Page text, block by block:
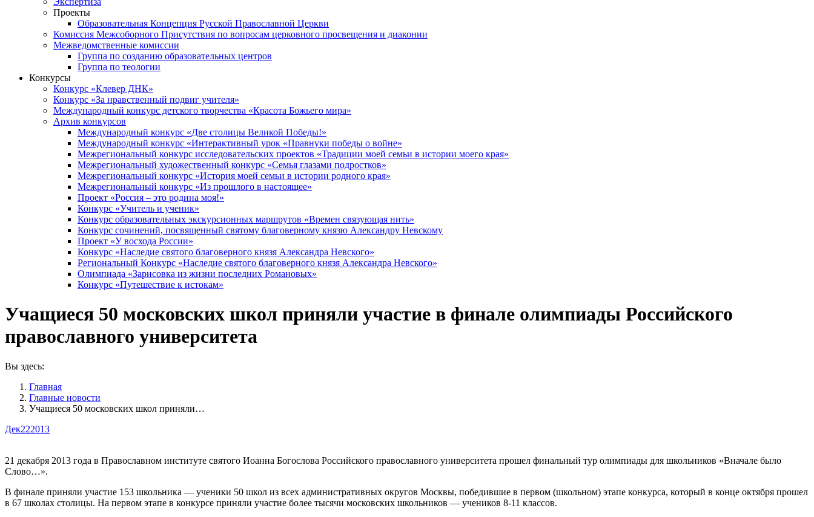
Проекты
Образовательная Концепция Русской Православной Церкви
Комиссия Межсоборного Присутствия по вопросам церковного просвещения и диаконии
Межведомственные комиссии
Группа по созданию образовательных центров
Группа по теологии
Конкурсы
Конкурс «Клевер ДНК»
Конкурс «За нравственный подвиг учителя»
Международный конкурс детского творчества «Красота Божьего мира»
Архив конкурсов
Международный конкурс «Две столицы Великой Победы!»
Международный конкурс «Интерактивный урок «Правнуки победы о войне»
Межрегиональный конкурс исследовательских проектов «Традиции моей семьи в истории моего края»
Межрегиональный художественный конкурс «Семья глазами подростков»
Межрегиональный конкурс «История моей семьи в истории родного края»
Межрегиональный конкурс «Из прошлого в настоящее»
Проект «Россия – это родина моя!»
Конкурс «Учитель и ученик»
Конкурс образовательных экскурсионных маршрутов «Времен связующая нить»
Конкурс сочинений, посвященный святому благоверному князю Александру Невскому
Проект «У восхода России»
Конкурс «Наследие святого благоверного князя Александра Невского»
Региональный Конкурс «Наследие святого благоверного князя Александра Невского»
Олимпиада «Зарисовка из жизни последних Романовых»
Конкурс «Путешествие к истокам»
Учащиеся 50 московских школ приняли участие в финале олимпиады Российского
православного университета
Вы здесь:
Главная
Главные новости
Учащиеся 50 московских школ приняли…
Дек222013
21 декабря 2013 года в Православном институте святого Иоанна Богослова Российского православного университета прошел финальный тур олимпиады для школьников «Вначале было
Слово…».
В финале приняли участие 153 школьника — ученики 50 школ из всех административных округов Москвы, победившие в первом (школьном) этапе конкурса, который в конце октября прошел
в 67 школах столицы. На первом этапе в конкурсе приняли участие более тысячи московских школьников — учеников 8-11 классов.